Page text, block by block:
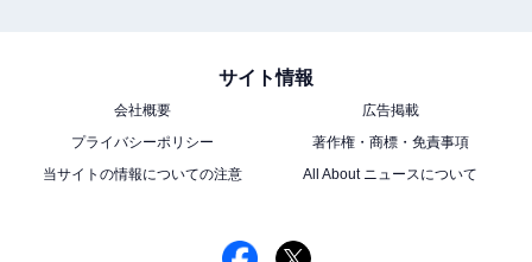
サイト情報
会社概要
広告掲載
プライバシーポリシー
著作権・商標・免責事項
当サイトの情報についての注意
All About ニュースについて